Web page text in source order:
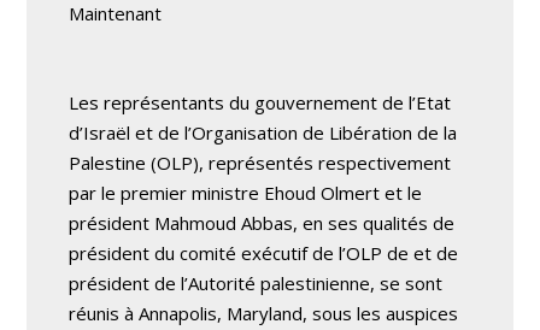
Maintenant
Les représentants du gouvernement de l’Etat
d’Israël et de l’Organisation de Libération de la
Palestine (OLP), représentés respectivement
par le premier ministre Ehoud Olmert et le
président Mahmoud Abbas, en ses qualités de
président du comité exécutif de l’OLP de et de
président de l’Autorité palestinienne, se sont
réunis à Annapolis, Maryland, sous les auspices